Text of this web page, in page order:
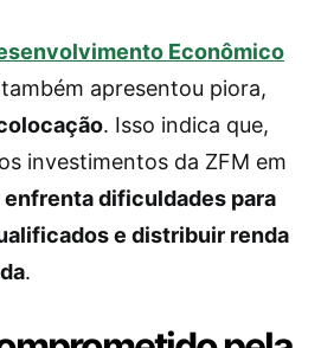
Econômico
apresentou piora,
. Isso indica que,
investimentos da ZFM em
enfrenta dificuldades para
e distribuir renda
.